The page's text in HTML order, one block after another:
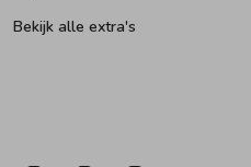
Bekijk alle extra's